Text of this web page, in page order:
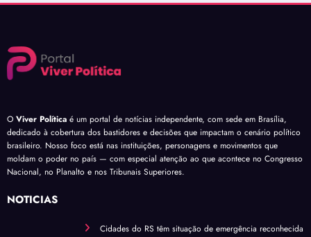
O Viver Política é um portal de notícias independente, com sede em Brasília,
dedicado à cobertura dos bastidores e decisões que impactam o cenário político
brasileiro. Nosso foco está nas instituições, personagens e movimentos que
moldam o poder no país — com especial atenção ao que acontece no Congresso
Nacional, no Planalto e nos Tribunais Superiores.
NOTÍCIAS
Cidades do RS têm situação de emergência reconhecida